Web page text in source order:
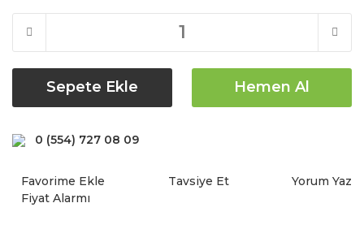
Sepete Ekle Hemen Al
0 (554) 727 08 09
Tavsiye Et
Yorum Yaz
Fiyat Alarmı